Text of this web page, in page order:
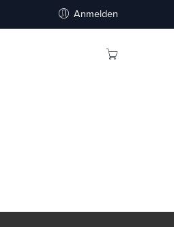
Anmelden